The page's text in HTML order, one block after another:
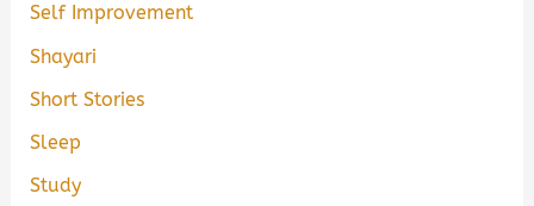
Self Improvement
Shayari
Short Stories
Sleep
Study